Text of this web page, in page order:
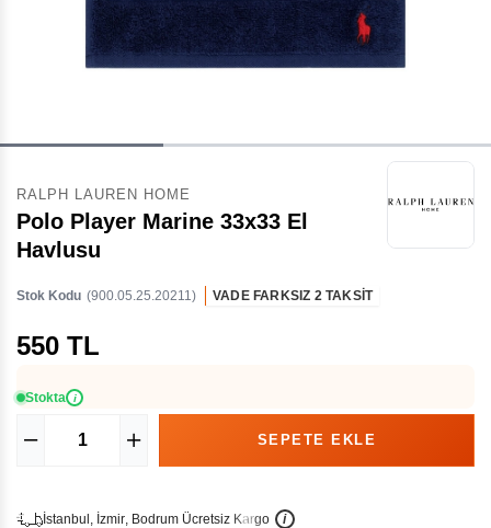
RALPH LAUREN HOME
Polo Player Marine 33x33 El
Havlusu
Stok Kodu (900.05.25.20211) VADE FARKSIZ 2 TAKSİT
550 TL
Stokta i
İstanbu , İzmir, Bodrum Ücretsiz Kargo i